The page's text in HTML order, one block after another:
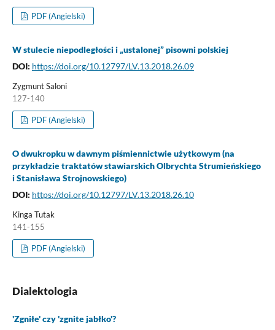
PDF (Angielski)
W stulecie niepodległości i „ustalonej” pisowni polskiej
DOI: https://doi.org/10.12797/LV.13.2018.26.09
Zygmunt Saloni
127-140
PDF (Angielski)
O dwukropku w dawnym piśmiennictwie użytkowym (na
przykładzie traktatów stawiarskich Olbrychta Strumieńskiego
i Stanisława Strojnowskiego)
DOI: https://doi.org/10.12797/LV.13.2018.26.10
Kinga Tutak
141-155
PDF (Angielski)
Dialektologia
'Zgniłe' czy 'zgnite jabłko'?